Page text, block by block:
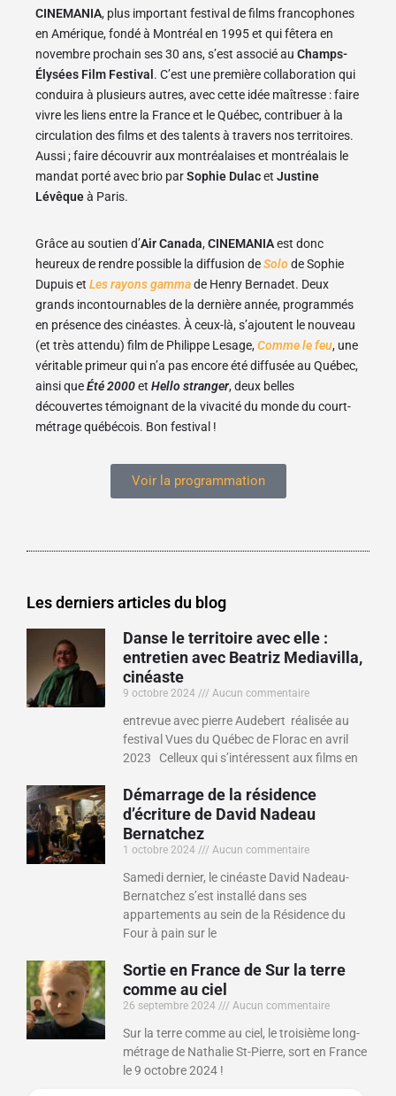
CINEMANIA, plus important festival de films francophones
en Amérique, fondé à Montréal en 1995 et qui fêtera en
novembre prochain ses 30 ans, s’est associé au Champs-
Élysées Film Festival . C’est une première collaboration qui
conduira à plusieurs autres, avec cette idée maîtresse : faire
vivre les liens entre la France et le Québec, contribuer à la
circulation des films et des talents à travers nos territoires.
Aussi ; faire découvrir aux montréalaises et montréalais le
mandat porté avec brio parSophie Dulacet Justine
Lévêqueà Paris.
Grâce au soutien d’Air Canada, CINEMANIAest donc
heureux de rendre possible la diffusion deSolode Sophie
Dupuis et Les rayons gammade Henry Bernadet. Deux
grands incontournables de la dernière année, programmés
en présence des cinéastes. À ceux-là, s’ajoutent le nouveau
(et très attendu) film de Philippe Lesage, Comme le feu, une
véritable primeur qui n’a pas encore été diffusée au Québec,
ainsi queÉté 2000et Hello stranger, deux belles
découvertes témoignant de la vivacité du monde du court-
métrage québécois. Bon festival !
Voir la programmation
Les derniers articles du blog
Danse le territoire avec elle :
entretien avec Beatriz Mediavilla,
cinéaste
9 octobre 2024 Aucun commentaire
entrevue avec pierre Audebert réalisée au
festival Vues du Québec de Florac en avril
2023 Celleux qui s’intéressent aux films en
Démarrage de la résidence
d’écriture de David Nadeau
Bernatchez
1 octobre 2024 Aucun commentaire
Samedi dernier, le cinéaste David Nadeau-
Bernatchez s’est installé dans ses
appartements au sein de la Résidence du
Four à pain sur le
Sortie en France de Sur la terre
comme au ciel
26 septembre 2024 Aucun commentaire
Sur la terre comme au ciel, le troisième long-
métrage de Nathalie St-Pierre, sort en France
le 9 octobre 2024 !